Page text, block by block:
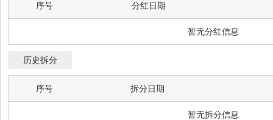
序号 分红日期
暂无分红信息
历史拆分
序号 拆分日期
暂无拆分信息